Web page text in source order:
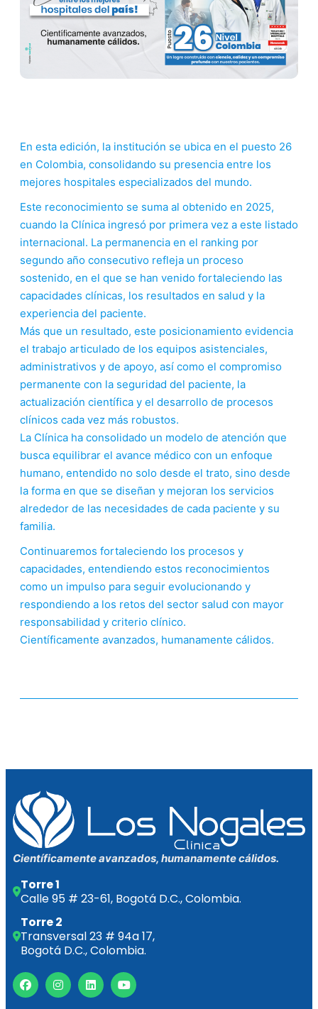
En esta edición, la institución se ubica en el puesto 26
en Colombia, consolidando su presencia entre los
mejores hospitales especializados del mundo.
Este reconocimiento se suma al obtenido en 2025,
cuando la Clínica ingresó por primera vez a este listado
internacional. La permanencia en el ranking por
segundo año consecutivo refleja un proceso
sostenido, en el que se han venido fortaleciendo las
capacidades clínicas, los resultados en salud y la
experiencia del paciente.
Más que un resultado, este posicionamiento evidencia
el trabajo articulado de los equipos asistenciales,
administrativos y de apoyo, así como el compromiso
permanente con la seguridad del paciente, la
actualización científica y el desarrollo de procesos
clínicos cada vez más robustos.
La Clínica ha consolidado un modelo de atención que
busca equilibrar el avance médico con un enfoque
humano, entendido no solo desde el trato, sino desde
la forma en que se diseñan y mejoran los servicios
alrededor de las necesidades de cada paciente y su
familia.
Continuaremos fortaleciendo los procesos y
capacidades, entendiendo estos reconocimientos
como un impulso para seguir evolucionando y
respondiendo a los retos del sector salud con mayor
responsabilidad y criterio clínico.
Científicamente avanzados, humanamente cálidos.
Científicamente avanzados, humanamente cálidos.
Torre 1
Calle 95 # 23-61, Bogotá D.C., Colombia.
Torre 2
Transversal 23 # 94a 17,
Bogotá D.C., Colombia.